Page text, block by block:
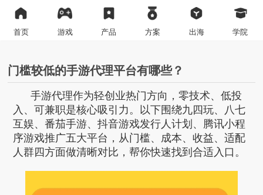
首页 游戏 产品 方案 出海 学院
门槛较低的手游代理平台有哪些？
手游代理作为轻创业热门方向，零技术、低投
入、可兼职是核心吸引力。以下围绕九四玩、八七
互娱、番茄手游、抖音游戏发行人计划、腾讯小程
序游戏推广五大平台，从门槛、成本、收益、适配
人群四方面做清晰对比，帮你快速找到合适入口。